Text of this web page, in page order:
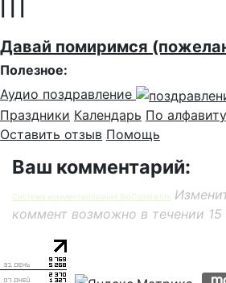
Давай помиримся
Полезное:
Аудио поздравление
Праздники Календарь По алфавиту
Оставить отзыв Помощь
Ваш комментарий:
Система комментирования SigComments
коммент возможно в течении